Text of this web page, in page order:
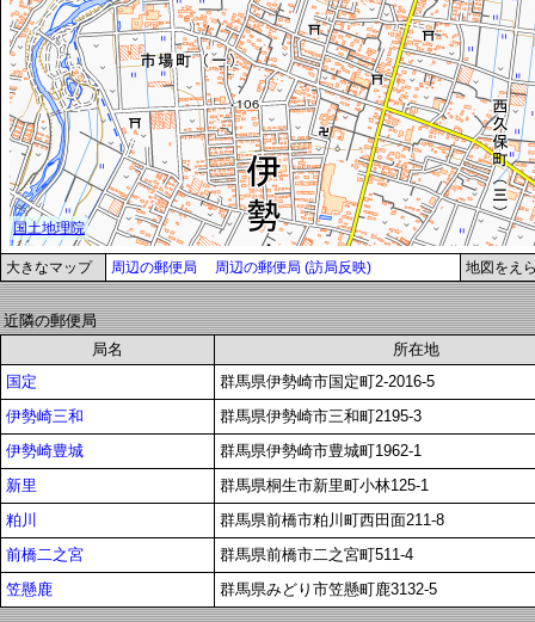
大きなマップ 周辺の郵便局 周辺の郵便局 (訪局反映) 地図をえ
近隣の郵便局
局名
所在地
国定
群馬県伊勢崎市国定町2-2016-5
伊勢崎三和
群馬県伊勢崎市三和町2195-3
伊勢崎豊城
群馬県伊勢崎市豊城町1962-1
新里
群馬県桐生市新里町小林125-1
粕川
群馬県前橋市粕川町西田面211-8
前橋二之宮
群馬県前橋市二之宮町511-4
笠懸鹿
群馬県みどり市笠懸町鹿3132-5